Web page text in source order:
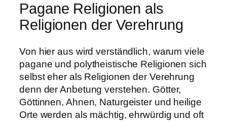
Pagane Religionen als
Religionen der Verehrung
Von hier aus wird verständlich, warum viele
pagane und polytheistische Religionen sich
selbst eher als Religionen der Verehrung
denn der Anbetung verstehen. Götter,
Göttinnen, Ahnen, Naturgeister und heilige
Orte werden als mächtig, ehrwürdig und oft